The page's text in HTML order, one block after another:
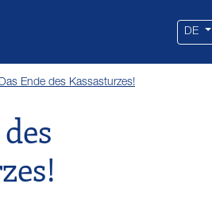
DE
Das Ende des Kassasturzes!